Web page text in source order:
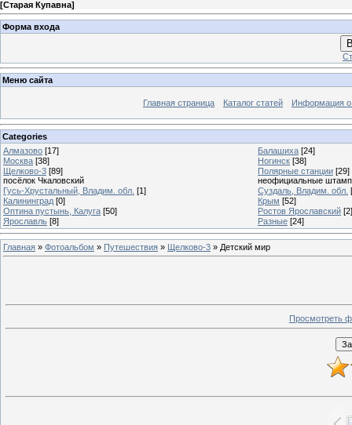
[Старая Купавна]
Форма входа
Меню сайта
Главная страница Каталог статей Информация о
Categories
Алмазово [17] Балашиха [24]
Москва [38] Ногинск [38]
Щелково-3 [89]
посёлок Чкаловский
Полярные станции [29]
неофициальные
Гусь-Хрустальный, Владим. обл. [1] Суздаль, Владим. обл.
Калининград [0] Крым [52]
Оптина пустынь, Калуга [50] Роcтов Ярославский [2]
Ярославль [8] Разные [24]
Главная » Фотоальбом » Путешествия » Щелково-3 » Детский мир
Просмотреть